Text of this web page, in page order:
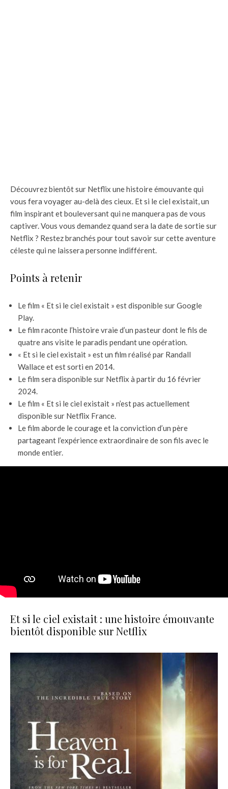
Découvrez bientôt sur Netflix une histoire émouvante qui
vous fera voyager au-delà des cieux. Et si le ciel existait, un
film inspirant et bouleversant qui ne manquera pas de vous
captiver. Vous vous demandez quand sera la date de sortie sur
Netflix ? Restez branchés pour tout savoir sur cette aventure
céleste qui ne laissera personne indifférent.
Points à retenir
Le film « Et si le ciel existait » est disponible sur Google
Play.
Le film raconte l’histoire vraie d’un pasteur dont le fils de
quatre ans visite le paradis pendant une opération.
« Et si le ciel existait » est un film réalisé par Randall
Wallace et est sorti en 2014.
Le film sera disponible sur Netflix à partir du 16 février
2024.
Le film « Et si le ciel existait » n’est pas actuellement
disponible sur Netflix France.
Le film aborde le courage et la conviction d’un père
partageant l’expérience extraordinaire de son fils avec le
monde entier.
Et si le ciel existait : une histoire émouvante
bientôt disponible sur Netflix